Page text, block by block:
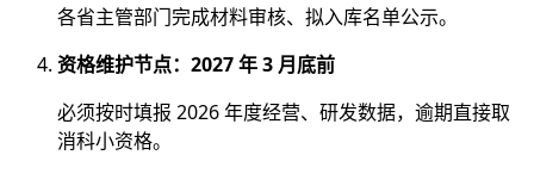
各省主管部门完成材料审核、拟入库名单公示。
资格维护节点：2027 年 3 月底前
必须按时填报 2026 年度经营、研发数据，逾期直接取
消科小资格。